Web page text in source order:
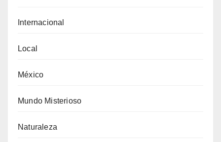
Internacional
Local
México
Mundo Misterioso
Naturaleza